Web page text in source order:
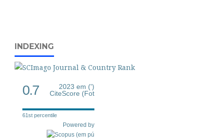
INDEXING
0.7
2023 em (')
CiteScore (Fot
61st percentile
Powered by